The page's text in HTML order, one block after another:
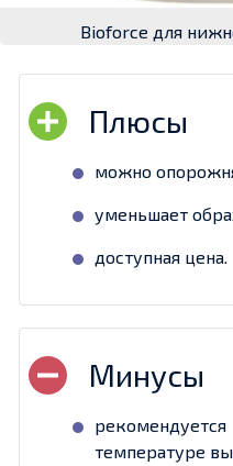
Bioforce для
можно
уменьшает
доступная цена.
температуре